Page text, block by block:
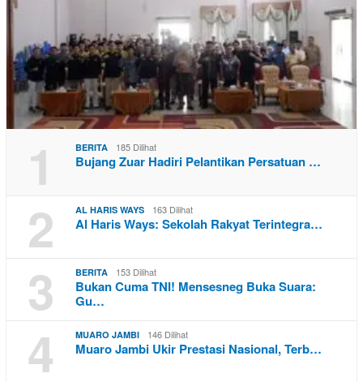
1 BERITA 185 Dilihat
Bujang Zuar Hadiri Pelantikan Persatuan …
2 AL HARIS WAYS 163 Dilihat
Al Haris Ways: Sekolah Rakyat Terintegra…
3 BERITA 153 Dilihat
Bukan Cuma TNI! Mensesneg Buka Suara:
Gu…
4 MUARO JAMBI 146 Dilihat
Muaro Jambi Ukir Prestasi Nasional, Terb…